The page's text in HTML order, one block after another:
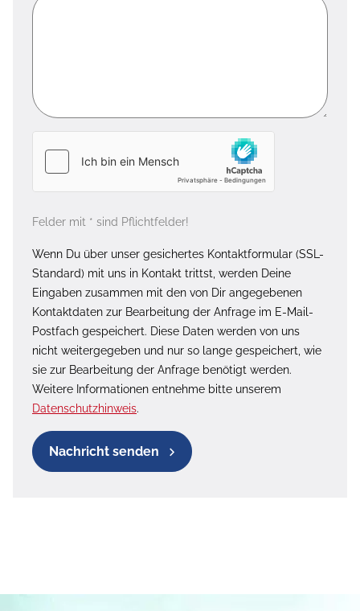
Felder mit * sind Pflichtfelder!
Wenn Du über unser gesichertes Kontaktformular (SSL-
Standard) mit uns in Kontakt trittst, werden Deine
Eingaben zusammen mit den von Dir angegebenen
Kontaktdaten zur Bearbeitung der Anfrage im E-Mail-
Postfach gespeichert. Diese Daten werden von uns
nicht weitergegeben und nur so lange gespeichert, wie
sie zur Bearbeitung der Anfrage benötigt werden.
Weitere Informationen entnehme bitte unserem
Datenschutzhinweis.
Nachricht senden